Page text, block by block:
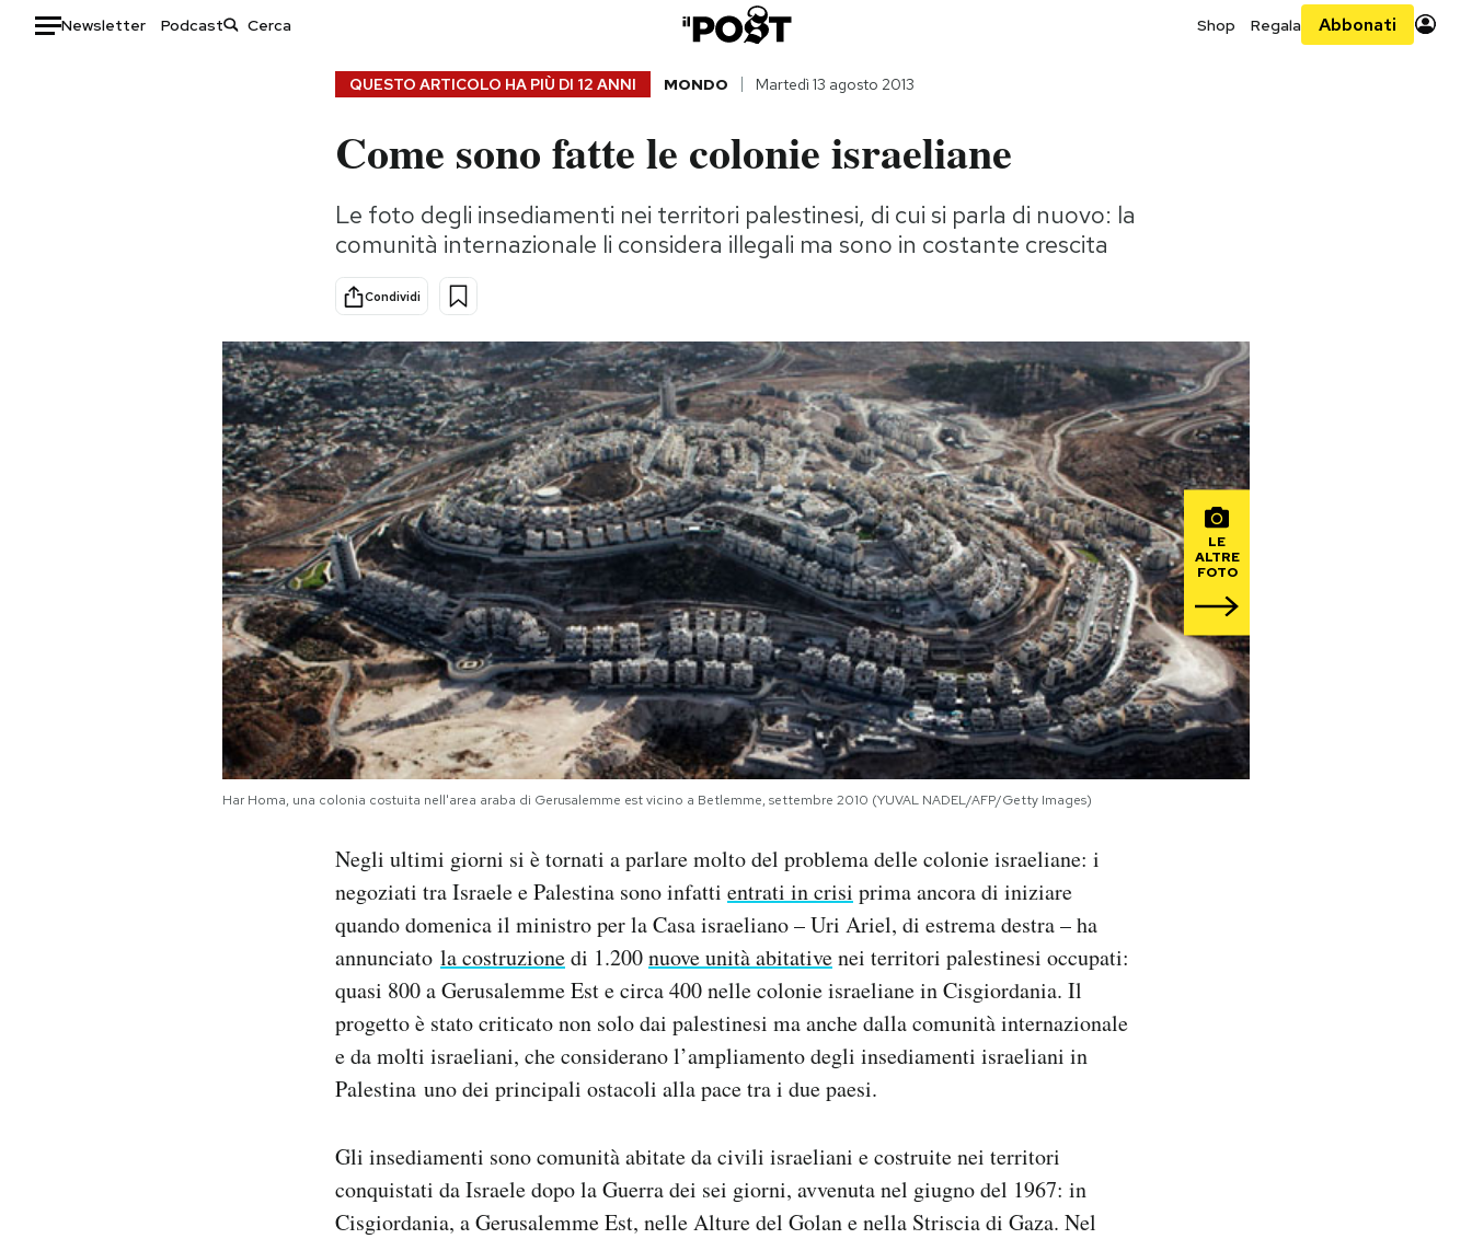
Newsletter Podcast Shop Regala Abbonati
Consumismi
Storie/Idee
Ok Boomer!
Media
Europa
Altrecose
Mondiali calcio 2026
QUESTO ARTICOLO HA PIÙ DI 12 ANNI MONDO Martedì 13 agosto 2013
Come sono fatte le colonie israeliane
Le foto degli insediamenti nei territori palestinesi, di cui si parla di nuovo: la
comunità internazionale li considera illegali ma sono in costante crescita
Condividi
LE
ALTRE
FOTO
Har Homa, una colonia costuita nell'area araba di Gerusalemme est vicino a Betlemme, settembre 2010 (YUVAL NADEL/AFP/Getty Images)
Negli ultimi giorni si è tornati a parlare molto del problema delle colonie israeliane: i
negoziati tra Israele e Palestina sono infatti entrati in crisi prima ancora di iniziare
quando domenica il ministro per la Casa israeliano – Uri Ariel, di estrema destra – ha
annunciato la costruzionedi 1.200nuove unità abitativenei territori palestinesi occupati:
quasi 800 a Gerusalemme Est e circa 400 nelle colonie israeliane in Cisgiordania. Il
progetto è stato criticato non solo dai palestinesi ma anche dalla comunità internazionale
e da molti israeliani, che considerano l’ampliamento degli insediamenti israeliani in
Palestina uno dei principali ostacoli alla pace tra i due paesi.
Gli insediamenti sono comunità abitate da civili israeliani e costruite nei territori
conquistati da Israele dopo la Guerra dei sei giorni, avvenuta nel giugno del 1967: in
Cisgiordania, a Gerusalemme Est, nelle Alture del Golan e nella Striscia di Gaza. Nel